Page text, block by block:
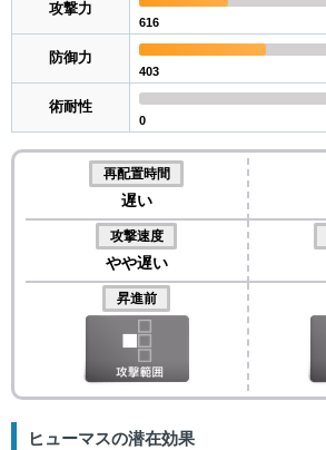
攻撃力
616
防御力
403
術耐性
0
再配置時間
遅い
攻撃速度
やや遅い
昇進前
ヒューマスの潜在効果